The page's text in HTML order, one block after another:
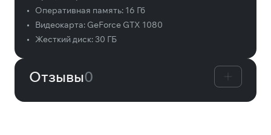
•
Оперативная память: 16 Гб
•
Видеокарта: GeForce GTX 1080
•
Жесткий диск: 30 ГБ
Отзывы0